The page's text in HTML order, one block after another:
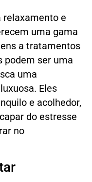
relaxamento e
uma gama
a tratamentos
podem ser uma
uma
Eles
e acolhedor,
do estresse
no